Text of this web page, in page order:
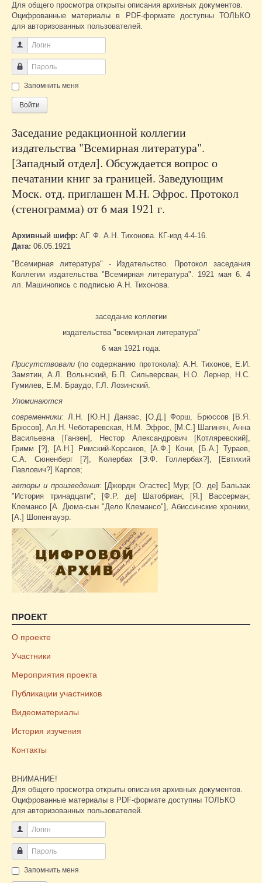
Для общего просмотра открыты описания архивных документов.
Оцифрованные материалы в PDF-формате доступны ТОЛЬКО
для авторизованных пользователей.
Логин
Пароль
Запомнить меня
Войти
Заседание редакционной коллегии
издательства "Всемирная литература".
[Западный отдел]. Обсуждается вопрос о
печатании книг за границей. Заведующим
Моск. отд. приглашен М.Н. Эфрос. Протокол
(стенограмма) от 6 мая 1921 г.
Архивный шифр: АГ. Ф. А.Н. Тихонова. КГ-изд 4-4-16.
Дата: 06.05.1921
"Всемирная литература" - Издательство. Протокол заседания
Коллегии издательства "Всемирная литература". 1921 мая 6. 4
лл. Машинопись с подписью А.Н. Тихонова.
заседание коллегии
издательства "всемирная литература"
6 мая 1921 года.
Присутствовали (по содержанию протокола): А.Н. Тихонов, Е.И.
Замятин, А.Л. Волынский, Б.П. Сильверсван, Н.О. Лернер, Н.С.
Гумилев, Е.М. Браудо, Г.Л. Лозинский.
Упоминаются
современники:Л.Н. [Ю.Н.] Данзас, [О.Д.] Форш, Брюссов [В.Я.
Брюсов], Ал.Н. Чеботаревская, Н.М. Эфрос, [М.С.] Шагинян, Анна
Васильевна [Ганзен], Нестор Александрович [Котляревский],
Гримм [?], [А.Н.] Римский-Корсаков, [А.Ф.] Кони, [Б.А.] Тураев,
С.А. Сюненберг [?], Колербах [Э.Ф. Голлербах?], [Евтихий
Павлович?] Карпов;
авторы и произведения: [Джордж Огастес] Мур; [О. де] Бальзак
"История тринадцати"; [Ф.Р. де] Шатобриан; [Я.] Вассерман;
Клемансо [А. Дюма-сын "Дело Клемансо"], Абиссинские хроники,
[А.] Шопенгауэр.
ПРОЕКТ
О проекте
Участники
Мероприятия проекта
Публикации участников
Видеоматериалы
История изучения
Контакты
ВНИМАНИЕ!
Для общего просмотра открыты описания архивных документов.
Оцифрованные материалы в PDF-формате доступны ТОЛЬКО
для авторизованных пользователей.
Логин
Пароль
Запомнить меня